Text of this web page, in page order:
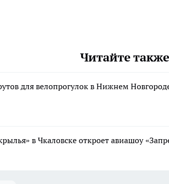
Читайте
для велопрогулок в Нижнем
в Чкаловске откроет авиашоу